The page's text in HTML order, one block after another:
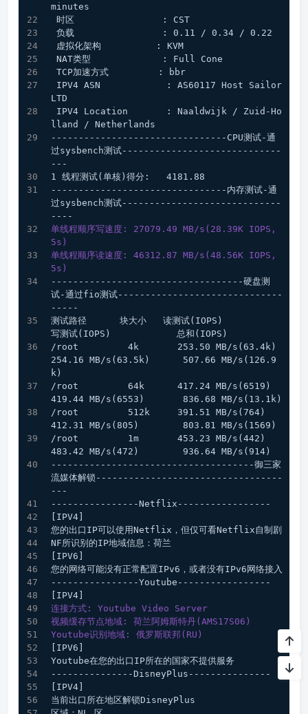
minutes
时区                : CST
负载                : 0.11 / 0.34 / 0.22
虚拟化架构          : KVM
NAT类型             : Full Cone
TCP加速方式         : bbr
LTD
lland / Netherlands
--------------------------------CPU测试-通
过sysbench测试-----------------------------
---
1 线程测试(单核)得分:   4181.88
--------------------------------内存测试-通
过sysbench测试-----------------------------
----
单线程顺序写速度: 27079.49 MB/s(28.39K IOPS,
5s)
单线程顺序读速度: 46312.87 MB/s(48.56K IOPS,
5s)
-----------------------------------硬盘测
试-通过fio测试------------------------------
-----
测试路径      块大小   读测试(IOPS)
写测试(IOPS)            总和(IOPS)
/root         4k       253.50 MB/s(63.4k)
254.16 MB/s(63.5k)      507.66 MB/s(126.9
k)
/root         64k      417.24 MB/s(6519)
/root         512k     391.51 MB/s(764)
/root         1m       453.23 MB/s(442)
-------------------------------------御三家
流媒体解锁----------------------------------
---
----------------Netflix-----------------
[IPV4]
您的出口IP可以使用Netflix，但仅可看Netflix自制剧
NF所识别的IP地域信息：荷兰
[IPV6]
您的网络可能没有正常配置IPv6，或者没有IPv6网络接入
----------------Youtube-----------------
[IPV4]
连接方式: Youtube Video Server
视频缓存节点地域: 荷兰阿姆斯特丹(AMS17S06)
Youtube识别地域: 俄罗斯联邦(RU)
[IPV6]
Youtube在您的出口IP所在的国家不提供服务
---------------DisneyPlus---------------
[IPV4]
当前出口所在地区解锁DisneyPlus